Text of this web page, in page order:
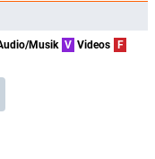
Musik V Videos F